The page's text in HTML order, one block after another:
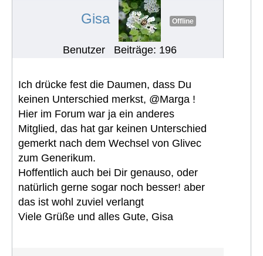
Gisa Offline
Benutzer Beiträge: 196
Ich drücke fest die Daumen, dass Du
keinen Unterschied merkst, @Marga !
Hier im Forum war ja ein anderes
Mitglied, das hat gar keinen Unterschied
gemerkt nach dem Wechsel von Glivec
zum Generikum.
Hoffentlich auch bei Dir genauso, oder
natürlich gerne sogar noch besser! aber
das ist wohl zuviel verlangt
Viele Grüße und alles Gute, Gisa